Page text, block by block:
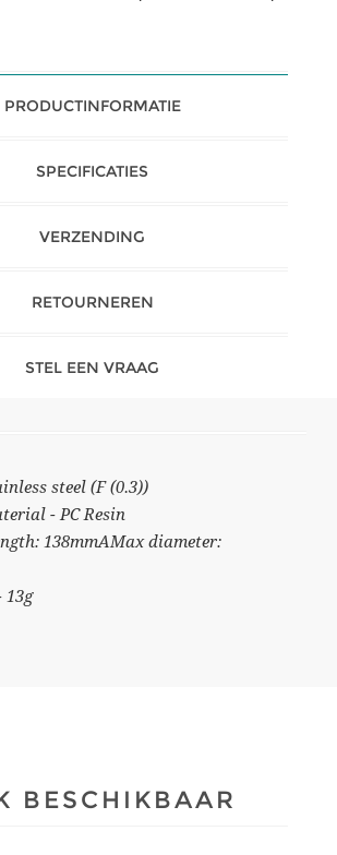
PRODUCTINFORMATIE
SPECIFICATIES
VERZENDING
RETOURNEREN
STEL EEN VRAAG
steel (F (0.3))
- PC Resin
138mmAMax diameter:
13g
BESCHIKBAAR